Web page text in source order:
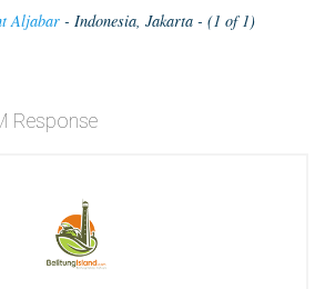
Aljabar - Indonesia, Jakarta - (1 of 1)
Response